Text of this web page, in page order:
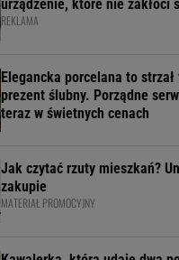
urządzenie, które nie zakłóci
REKLAMA
Elegancka porcelana to
prezent ślubny. Porządne
teraz w świetnych cenach
Jak czytać rzuty mieszkań?
zakupie
MATERIAŁ PROMOCYJNY